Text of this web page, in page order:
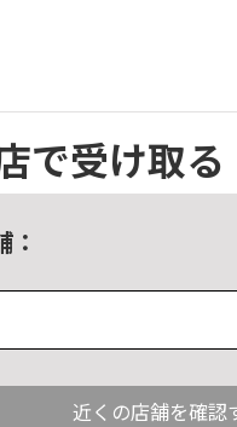
で受け取る
近くの店舗を確認